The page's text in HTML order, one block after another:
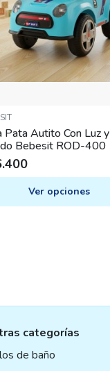
Pata Autito Con Luz y
Bebesit ROD-400
Ver opciones
categorías
de baño